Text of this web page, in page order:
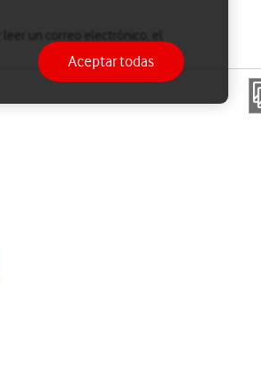
un correo electrónico, el
Aceptar todas